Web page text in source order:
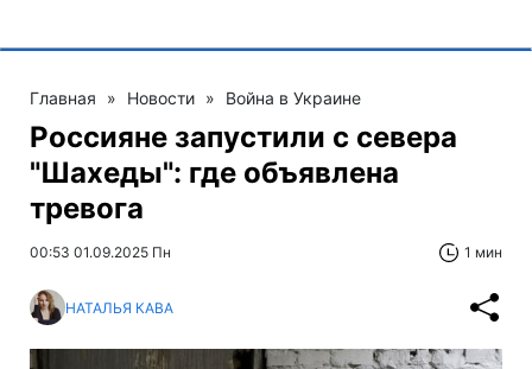
Главная » Новости » Война в Украине
Россияне запустили с севера
"Шахеды": где объявлена
тревога
00:53 01.09.2025 Пн 1 мин
НАТАЛЬЯ КАВА